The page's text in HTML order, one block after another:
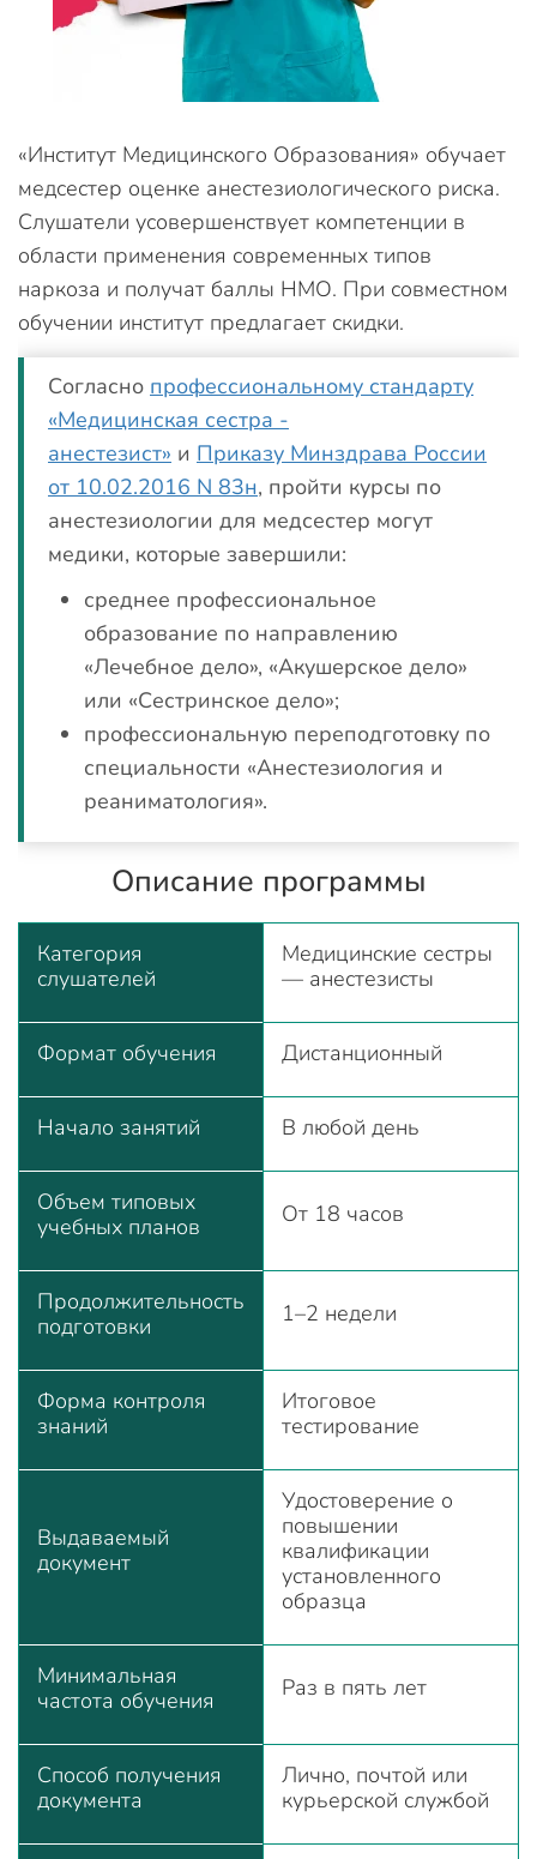
«Институт Медицинского Образования» обучает
медсестер оценке анестезиологического риска.
Слушатели усовершенствует компетенции в
области применения современных типов
наркоза и получат баллы НМО. При совместном
обучении институт предлагает скидки.
Согласно профессиональному стандарту
«Медицинская сестра -
анестезист» и Приказу Минздрава России
от 10.02.2016 N 83н, пройти курсы по
анестезиологии для медсестер могут
медики, которые завершили:
среднее профессиональное
образование по направлению
«Лечебное дело», «Акушерское дело»
или «Сестринское дело»;
профессиональную переподготовку по
специальности «Анестезиология и
реаниматология».
Описание программы
Категория
слушателей
Медицинские сестры
— анестезисты
Формат обучения Дистанционный
Начало занятий В любой день
Объем типовых
учебных планов
От 18 часов
Продолжительность
подготовки
1–2 недели
Форма контроля
знаний
Итоговое
тестирование
Выдаваемый
документ
Удостоверение о
повышении
квалификации
установленного
образца
Минимальная
частота обучения
Раз в пять лет
Способ получения
документа
Лично, почтой или
курьерской службой